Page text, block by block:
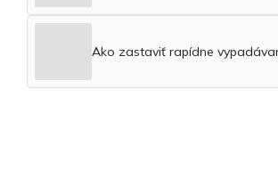
Ako zastaviť rapídne